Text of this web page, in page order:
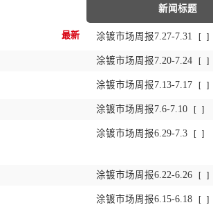
最新
新闻标题
涂镀市场周报7.27-7.31 [ ]
涂镀市场周报7.20-7.24 [ ]
涂镀市场周报7.13-7.17 [ ]
涂镀市场周报7.6-7.10 [ ]
涂镀市场周报6.29-7.3 [ ]
涂镀市场周报6.22-6.26 [ ]
涂镀市场周报6.15-6.18 [ ]